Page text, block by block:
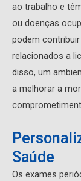
ao trabalho e
ou doenças
podem
relacionados a
disso, um
a melhorar a
Saúde
Os exames